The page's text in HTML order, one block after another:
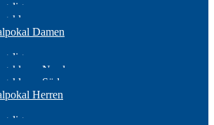
Damen
Nord
Süd
Herren